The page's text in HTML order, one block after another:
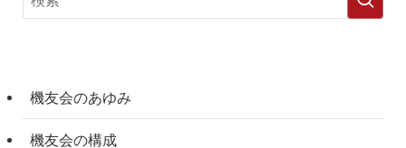
機友会のあゆみ
機友会の構成